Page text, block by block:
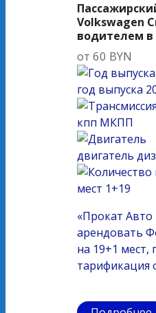
Volkswagen
водителем
от 60 BYN
год выпуска
кпп МКПП
двигатель
мест 1+19
«Прокат Авто
арендовать
на 19+1 мест,
тарификация